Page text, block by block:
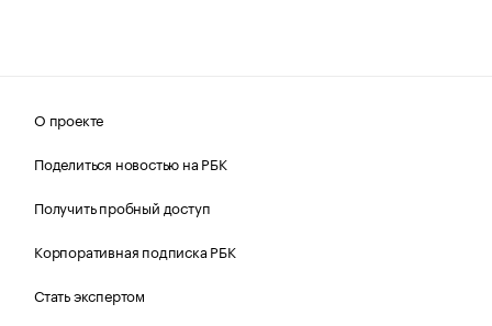
О проекте
Поделиться новостью на РБК
Получить пробный доступ
Корпоративная подписка РБК
Стать экспертом